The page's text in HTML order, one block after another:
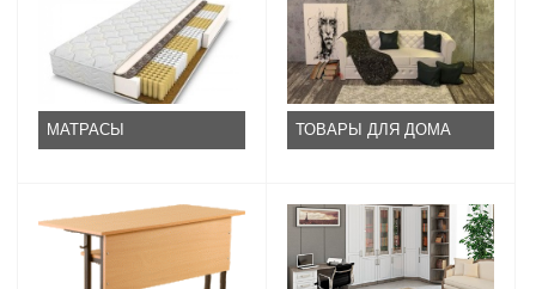
МАТРАСЫ ТОВАРЫ ДЛЯ ДОМА